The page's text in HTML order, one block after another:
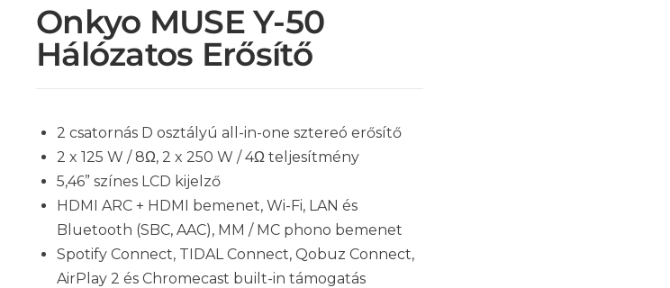
Onkyo MUSE Y-50
Hálózatos Erősítő
2 csatornás D osztályú all-in-one sztereó erősítő
2 x 125 W / 8Ω, 2 x 250 W / 4Ω teljesítmény
5,46” színes LCD kijelző
HDMI ARC + HDMI bemenet, Wi-Fi, LAN és
Bluetooth (SBC, AAC), MM / MC phono bemenet
Spotify Connect, TIDAL Connect, Qobuz Connect,
AirPlay 2 és Chromecast built-in támogatás